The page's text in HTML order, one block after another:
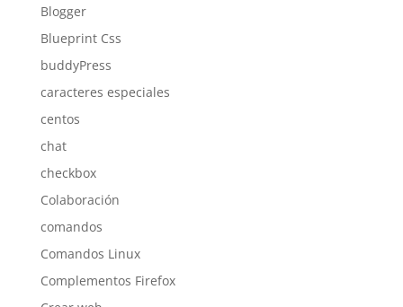
Blogger
Blueprint Css
buddyPress
caracteres especiales
centos
chat
checkbox
Colaboración
comandos
Comandos Linux
Complementos Firefox